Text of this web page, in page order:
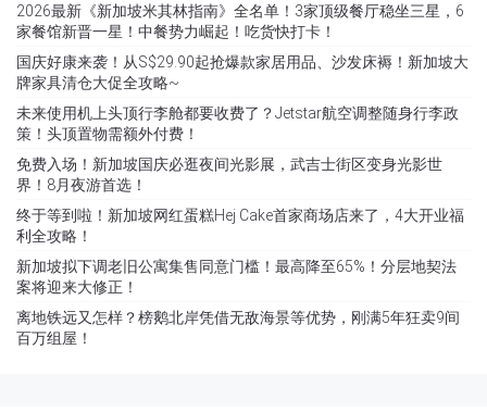
2026最新《新加坡米其林指南》全名单！3家顶级餐厅稳坐三星，6
家餐馆新晋一星！中餐势力崛起！吃货快打卡！
国庆好康来袭！从S$29.90起抢爆款家居用品、沙发床褥！新加坡大
牌家具清仓大促全攻略~
未来使用机上头顶行李舱都要收费了？Jetstar航空调整随身行李政
策！头顶置物需额外付费！
免费入场！新加坡国庆必逛夜间光影展，武吉士街区变身光影世
界！8月夜游首选！
终于等到啦！新加坡网红蛋糕Hej Cake首家商场店来了，4大开业福
利全攻略！
新加坡拟下调老旧公寓集售同意门槛！最高降至65%！分层地契法
案将迎来大修正！
离地铁远又怎样？榜鹅北岸凭借无敌海景等优势，刚满5年狂卖9间
百万组屋！